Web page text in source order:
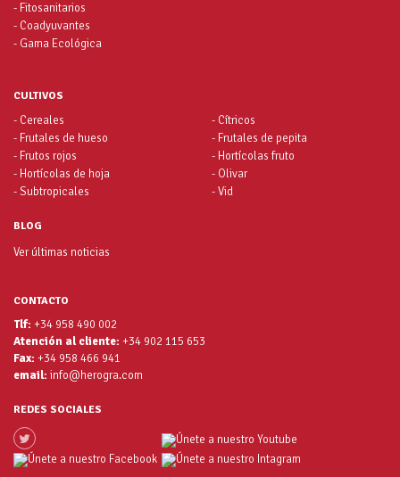
- Fitosanitarios
- Coadyuvantes
- Gama Ecológica
CULTIVOS
- Cereales
- Cítricos
- Frutales de hueso
- Frutales de pepita
- Frutos rojos
- Hortícolas fruto
- Hortícolas de hoja
- Olivar
- Subtropicales
- Vid
BLOG
Ver últimas noticias
CONTACTO
Tlf: +34 958 490 002
Atención al cliente: +34 902 115 653
Fax: +34 958 466 941
email: info@herogra.com
REDES SOCIALES